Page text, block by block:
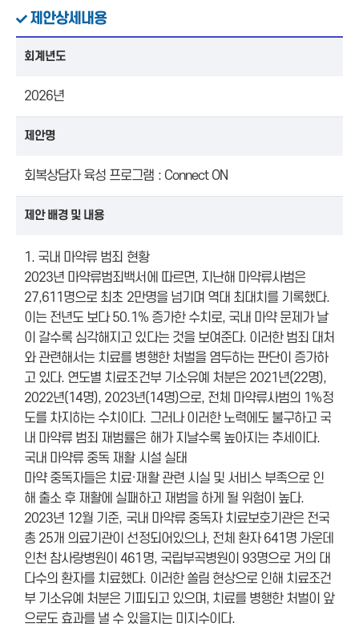
제안상세내용
회계년도
2026년
제안명
회복상담자 육성 프로그램 : Connect ON
제안 배경 및 내용
1. 국내 마약류 범죄 현황
2023년 마약류범죄백서에 따르면, 지난해 마약류사범은
27,611명으로 최초 2만명을 넘기며 역대 최대치를 기록했다.
이는 전년도 보다 50.1% 증가한 수치로, 국내 마약 문제가 날
이 갈수록 심각해지고 있다는 것을 보여준다. 이러한 범죄 대처
와 관련해서는 치료를 병행한 처벌을 염두하는 판단이 증가하
고 있다. 연도별 치료조건부 기소유예 처분은 2021년(22명),
2022년(14명), 2023년(14명)으로, 전체 마약류사범의 1%정
도를 차지하는 수치이다. 그러나 이러한 노력에도 불구하고 국
내 마약류 범죄 재범률은 해가 지날수록 높아지는 추세이다.
국내 마약류 중독 재활 시설 실태
마약 중독자들은 치료·재활 관련 시실 및 서비스 부족으로 인
해 출소 후 재활에 실패하고 재범을 하게 될 위험이 높다.
2023년 12월 기준, 국내 마약류 중독자 치료보호기관은 전국
총 25개 의료기관이 선정되어있으나, 전체 환자 641명 가운데
인천 참사랑병원이 461명, 국립부곡병원이 93명으로 거의 대
다수의 환자를 치료했다. 이러한 쏠림 현상으로 인해 치료조건
부 기소유예 처분은 기피되고 있으며, 치료를 병행한 처벌이 앞
으로도 효과를 낼 수 있을지는 미지수이다.